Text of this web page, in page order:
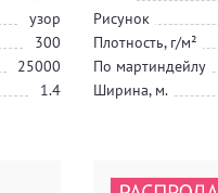
узор
300
25000
1.4
Рисунок
Плотность, г/м²
По мартиндейлу
Ширина, м.